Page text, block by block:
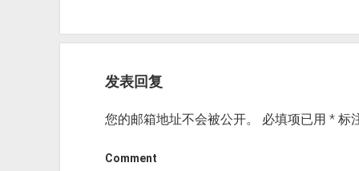
发表回复
您的邮箱地址不会被公开。 必填项已用 *标
Comment